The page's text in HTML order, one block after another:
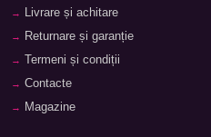
Livrare și achitare
Returnare și garanție
Termeni și condiții
Contacte
Magazine